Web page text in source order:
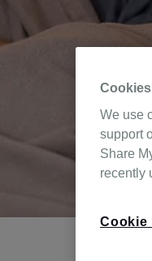
Cookies
We use
support
Share
recently
Cookie